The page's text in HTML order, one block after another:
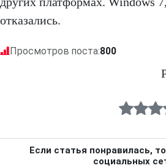
отказались.
Просмотров поста:800
Если статья понравилась,
социальных